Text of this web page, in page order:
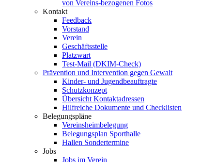
von Vereins-bezogenen Fotos
Kontakt
Feedback
Vorstand
Verein
Geschäftsstelle
Platzwart
Test-Mail (DKIM-Check)
Prävention und Intervention gegen Gewalt
Kinder- und Jugendbeauftragte
Schutzkonzept
Übersicht Kontaktadressen
Hilfreiche Dokumente und Checklisten
Belegungspläne
Vereinsheimbelegung
Belegungsplan Sporthalle
Hallen Sondertermine
Jobs
Jobs im Verein